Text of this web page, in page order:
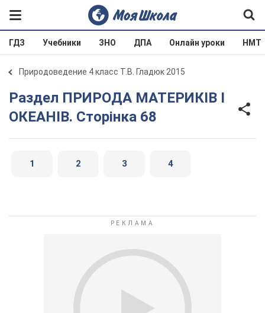
ГДЗ Учебники ЗНО ДПА Онлайн уроки НМТ
Природоведение 4 класс Т.В. Гладюк 2015
Раздел ПРИРОДА МАТЕРИКІВ І
ОКЕАНІВ. Сторінка 68
1 2 3 4